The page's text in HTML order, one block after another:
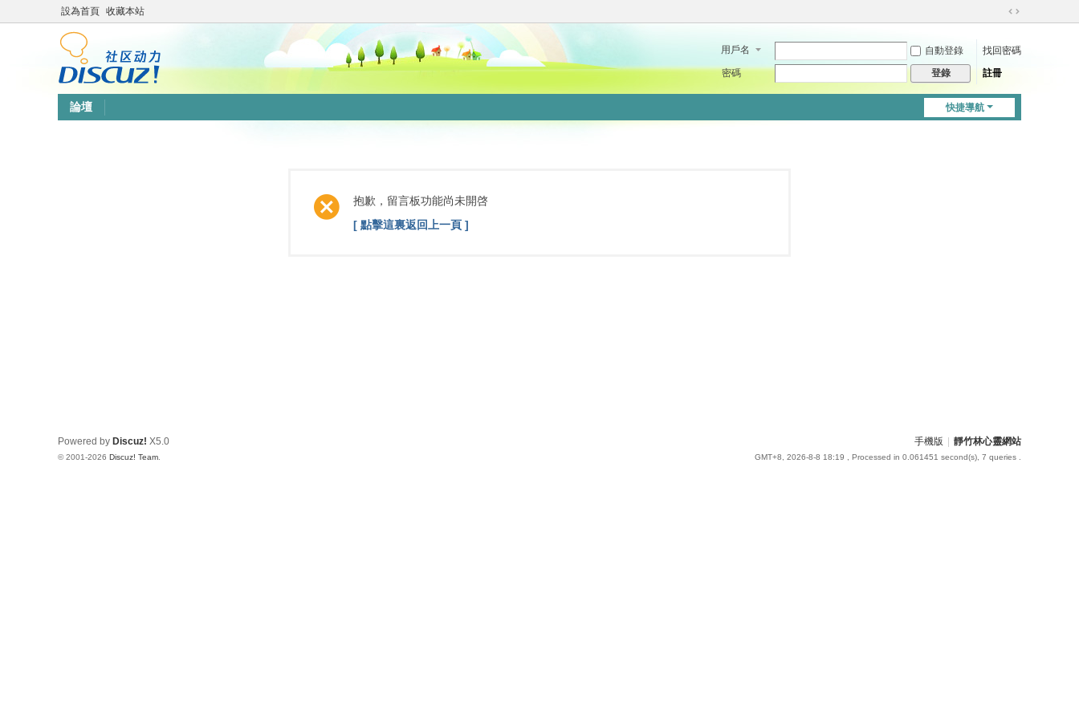
設為首頁 收藏本站
切
到
用戶名 自動登錄
找回密碼
密碼
登錄 註冊
快捷導航
論壇
抱歉，留言板功能尚未開啓
[ 點擊這裏返回上一頁 ]
手機版 靜竹林心靈網站
GMT+8, 2026-8-8 18:19 , Processed in 0.061451 second(s), 7 queries .
Powered by Discuz! X5.0
© 2001-2026 Discuz! Team